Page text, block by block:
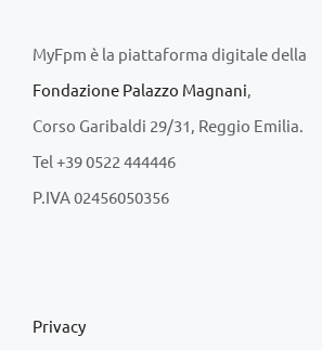
MyFpm è la piattaforma digitale della
Fondazione Palazzo Magnani,
Corso Garibaldi 29/31, Reggio Emilia.
Tel +39 0522 444446
P.IVA 02456050356
Privacy